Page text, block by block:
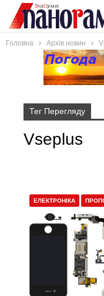
Головна Архів новин
Тег Перегляду
Vseplus
ЕЛЕКТРОНІКА